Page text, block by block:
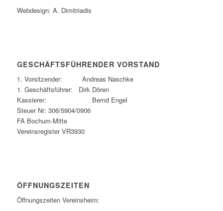
Webdesign: A. Dimitriadis
GESCHÄFTSFÜHRENDER VORSTAND
1. Vorsitzender: Andreas Naschke
1. Geschäftsführer: Dirk Dören
Kassierer: Bernd Engel
Steuer Nr: 306/5904/0906
FA Bochum-Mitte
Vereinsregister VR3930
ÖFFNUNGSZEITEN
Öffnungszeiten Vereinsheim: